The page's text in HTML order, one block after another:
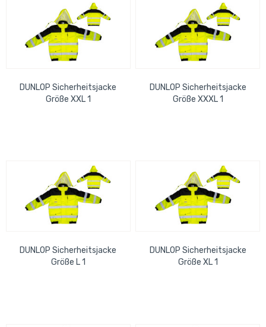
DUNLOP Sicherheitsjacke
Größe XXL 1
DUNLOP Sicherheitsjacke
Größe XXXL 1
DUNLOP Sicherheitsjacke
Größe L 1
DUNLOP Sicherheitsjacke
Größe XL 1